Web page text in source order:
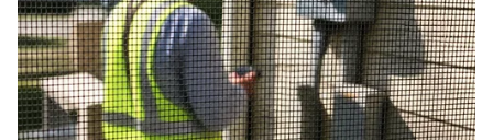
ಅಪ್ಡೇಟ್‌ಗಳಿಗಾಗಿ ಏಷ್ಯಾನೆಟ್ ಸುವರ್ಣ ನ್ಯೂಸ್‌ ಫಾಲೋ
ಮಾಡಿ. ಬ್ರೇಕಿಂಗ್ ಸುದ್ದಿ (Latest Kannada News),
ವಿಶೇಷ ವರದಿಗಳು ಮತ್ತು ನೇರ ಪ್ರಸಾರಗಳೊಂದಿಗೆ
(kannada news live) ಸಂಪೂರ್ಣ ಮಾಹಿತಿ ಒಂದೇ
ಕ್ಲಿಕ್‌ನಲ್ಲಿ ಲಭ್ಯ. ಏಷ್ಯಾನೆಟ್ ಸುವರ್ಣ ನ್ಯೂಸ್ ಅಧಿಕೃತ